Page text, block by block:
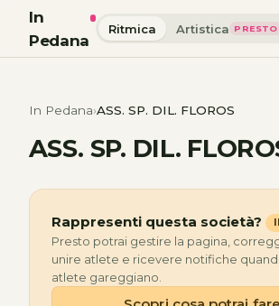
In
Pedana
Ritmica Artistica PRESTO
In Pedana ASS. SP. DIL. FLOROS
ASS. SP. DIL.
Rappresenti questa società?
Presto potrai gestire la pagina,
unire atlete e ricevere notifiche
atlete gareggiano.